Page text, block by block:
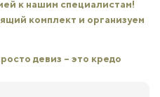
к нашим специалистам!
комплект и организуем
девиз – это кредо